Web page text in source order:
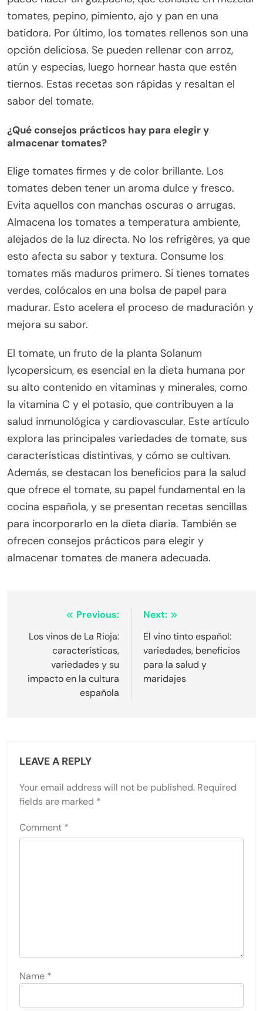
tomates, pepino, pimiento, ajo y pan en una
batidora. Por último, los tomates rellenos son una
opción deliciosa. Se pueden rellenar con arroz,
atún y especias, luego hornear hasta que estén
tiernos. Estas recetas son rápidas y resaltan el
sabor del tomate.
¿Qué consejos prácticos hay para elegir y
almacenar tomates?
Elige tomates firmes y de color brillante. Los
tomates deben tener un aroma dulce y fresco.
Evita aquellos con manchas oscuras o arrugas.
Almacena los tomates a temperatura ambiente,
alejados de la luz directa. No los refrigères, ya que
esto afecta su sabor y textura. Consume los
tomates más maduros primero. Si tienes tomates
verdes, colócalos en una bolsa de papel para
madurar. Esto acelera el proceso de maduración y
mejora su sabor.
El tomate, un fruto de la planta Solanum
lycopersicum, es esencial en la dieta humana por
su alto contenido en vitaminas y minerales, como
la vitamina C y el potasio, que contribuyen a la
salud inmunológica y cardiovascular. Este artículo
explora las principales variedades de tomate, sus
características distintivas, y cómo se cultivan.
Además, se destacan los beneficios para la salud
que ofrece el tomate, su papel fundamental en la
cocina española, y se presentan recetas sencillas
para incorporarlo en la dieta diaria. También se
ofrecen consejos prácticos para elegir y
almacenar tomates de manera adecuada.
navigation
Previous:
Los vinos de La Rioja:
características,
variedades y su
impacto en la cultura
española
Next:
El vino tinto español:
variedades, beneficios
para la salud y
maridajes
LEAVE A REPLY
Your email address will not be published. Required
fields are marked *
Comment *
Name *